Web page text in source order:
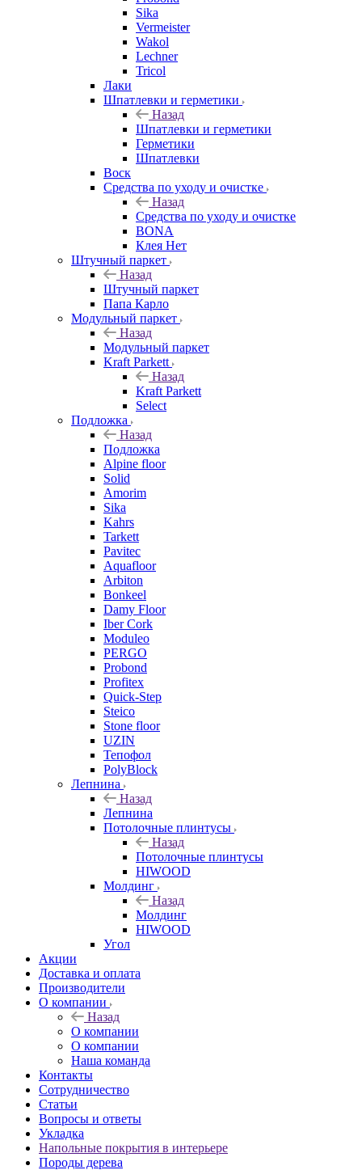
Sika
Vermeister
Wakol
Lechner
Tricol
Лаки
Шпатлевки и герметики
Назад
Шпатлевки и герметики
Герметики
Шпатлевки
Воск
Средства по уходу и очистке
Назад
Средства по уходу и очистке
BONA
Клея Нет
Штучный паркет
Назад
Штучный паркет
Папа Карло
Модульный паркет
Назад
Модульный паркет
Kraft Parkett
Назад
Kraft Parkett
Select
Подложка
Назад
Подложка
Alpine floor
Solid
Amorim
Sika
Kahrs
Tarkett
Pavitec
Aquafloor
Arbiton
Bonkeel
Damy Floor
Iber Cork
Moduleo
PERGO
Probond
Profitex
Quick-Step
Steico
Stone floor
UZIN
Тепофол
PolyBlock
Лепнина
Назад
Лепнина
Потолочные плинтусы
Назад
Потолочные плинтусы
HIWOOD
Молдинг
Назад
Молдинг
HIWOOD
Угол
Акции
Доставка и оплата
Производители
О компании
Назад
О компании
О компании
Наша команда
Контакты
Сотрудничество
Статьи
Вопросы и ответы
Укладка
Напольные покрытия в интерьере
Породы дерева